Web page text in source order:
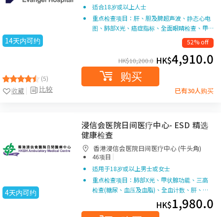
14天内可约
(5)
比较
收藏
适合18岁或以上人士
重点检查项目：肝、胆及脾超声波、静态心电
图、肺部X光、癌症指标、全面眼睛检查、甲…
52% off
HK$10,200.0 HK$4,910.0
购买
已有30人购买
4天内可约
浸信会医院日间医疗中心- ESD 精选
健康检查
香港浸信会医院日间医疗中心 (牛头角)
46项目 |
适用于18岁或以上男士或女士
重点检查项目：肺部X光、甲状腺功能、三高
检查(糖尿、血压及血脂)、全血计数、肝、…
HK$1,980.0